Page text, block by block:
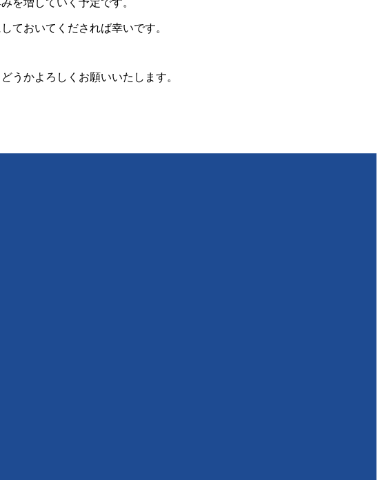
ておいてくだされば幸いです。
うかよろしくお願いいたします。